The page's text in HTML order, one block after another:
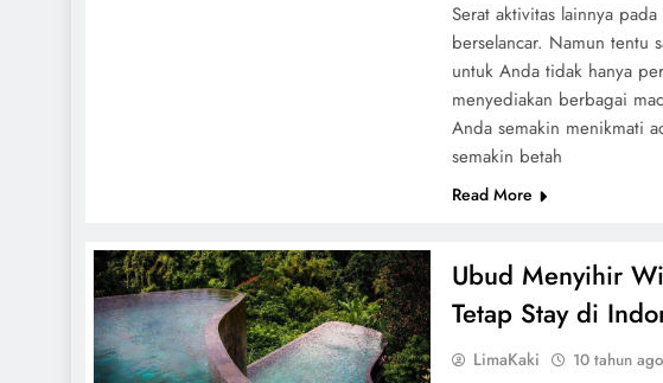
Serat aktivitas lainnya
berselancar. Namun tentu
untuk Anda tidak hanya
menyediakan berbagai
Anda semakin menikmati
semakin betah
Read More
Ubud Menyihir
Tetap Stay di
LimaKaki 10 tahun ago